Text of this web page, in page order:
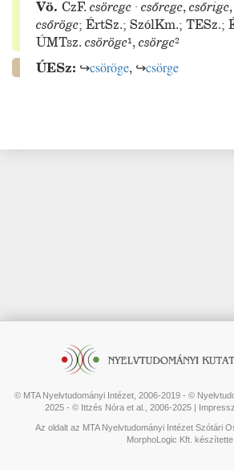
Vö. CzF. csörege · csőrege,csőrige,
csőröge; ÉrtSz.; SzólKm.; TESz.;
ÚMTsz. csöröge¹,csörge²
ÚESz: ↪csöröge, ↪csörge
© MTA Nyelvtudományi Intézet, 2006-2019 - ©
2025 - © Ittzés Nóra et al., 2006-2025 |
Az oldalt az MTA Nyelvtudományi Intézet Szótári
MorphoLogic Kft. készítette